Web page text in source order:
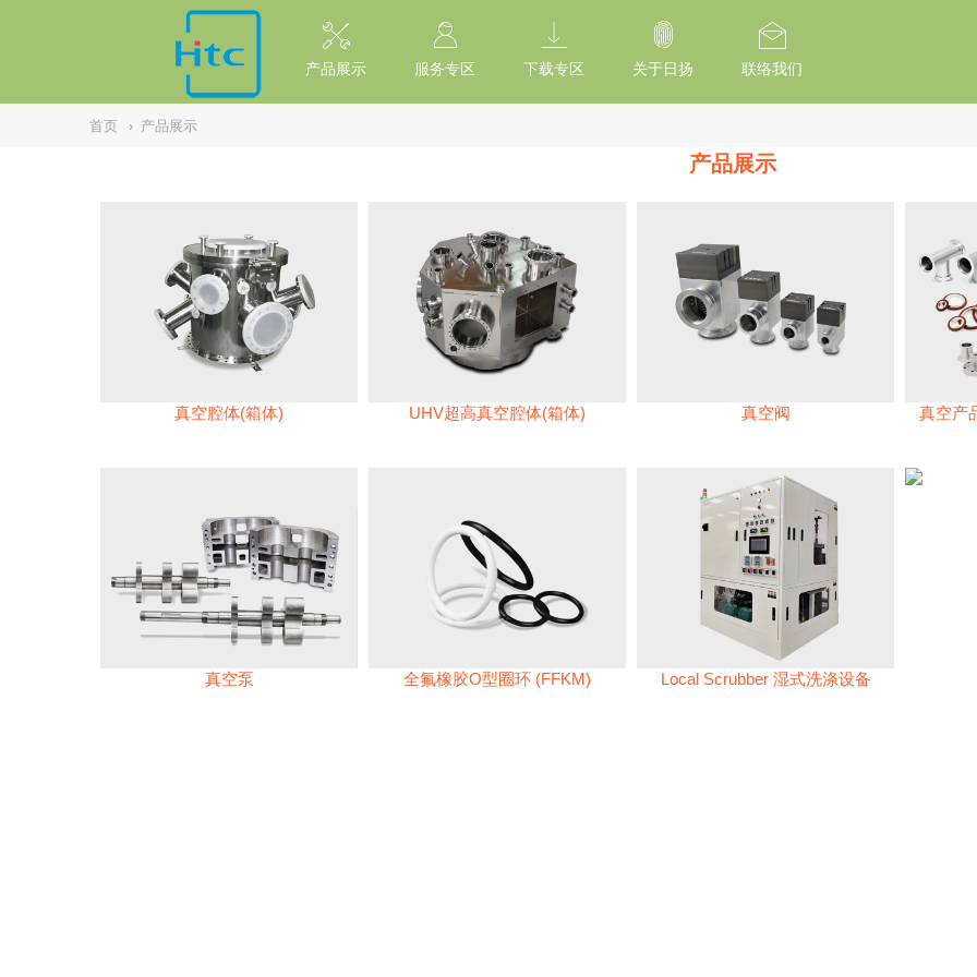
// replaced by scott on 2026/7/20 reason: high risk: Unsafe Implementation Of Subresource Integrity /*
产品展示 服务专区 下载专区 关于日扬 联络我们
首页 › 产品展示
产品展示
真空腔体(箱体) UHV超高真空腔体(箱体) 真空阀 真空产
真空泵 全氟橡胶O型圈环 (FFKM) Local Scrubber 湿式洗涤设备